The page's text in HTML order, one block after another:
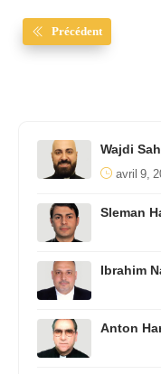
Précédent
Wajdi
avril 9,
Sleman
Ibrahim
Anton